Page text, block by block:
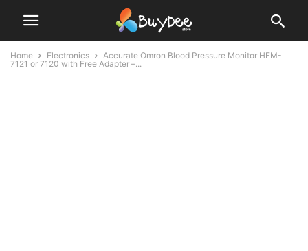
Home Electronics
Accurate Omron Blood Pressure Monitor HEM-
7121 or 7120 with Free Adapter –...